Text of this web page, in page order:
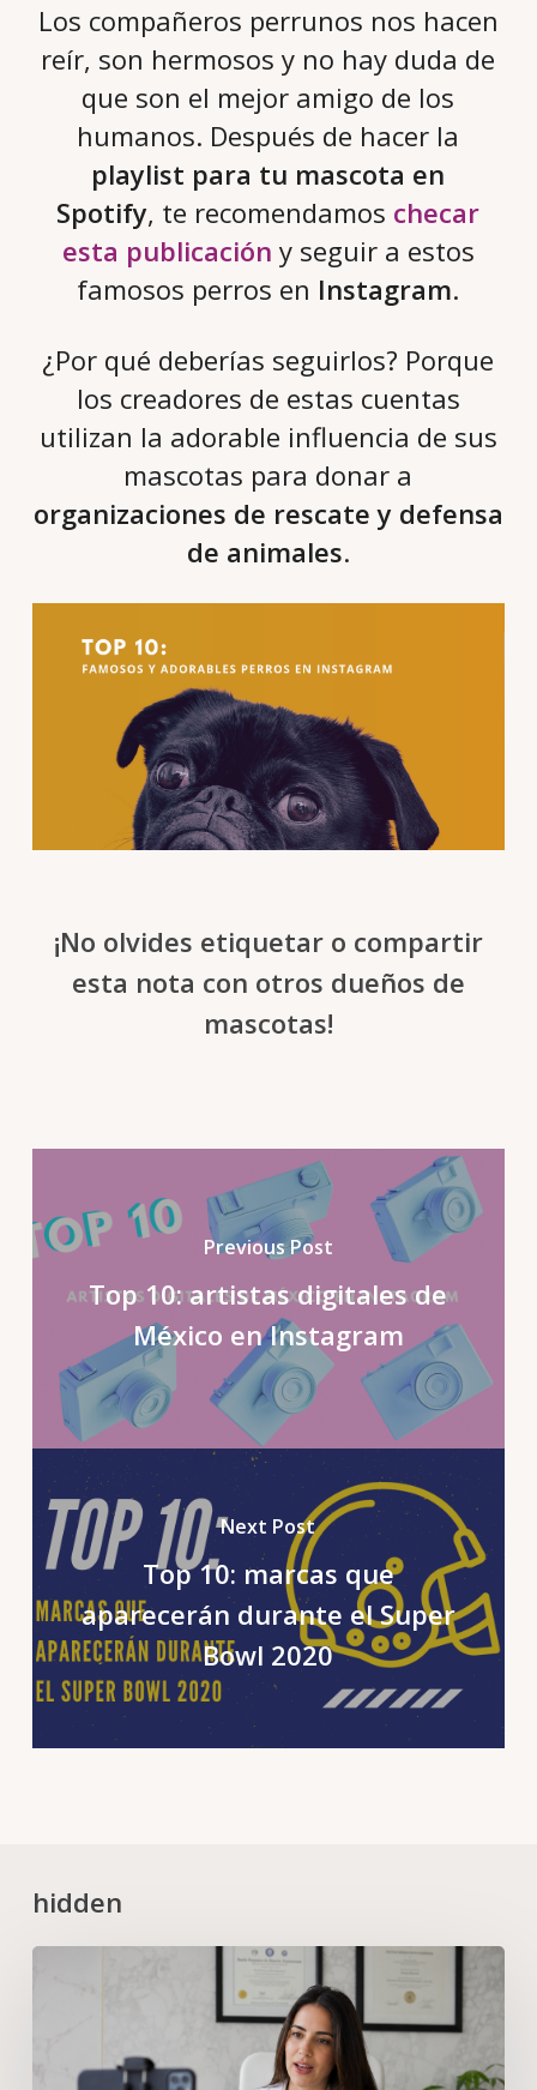
Los compañeros perrunos nos hacen
reír, son hermosos y no hay duda de
que son el mejor amigo de los
humanos. Después de hacer la
playlist para tu mascota en
Spotify, te recomendamos checar
esta publicación y seguir a estos
famosos perros en Instagram.
¿Por qué deberías seguirlos? Porque
los creadores de estas cuentas
utilizan la adorable influencia de sus
mascotas para donar a
organizaciones de rescate y defensa
de animales.
¡No olvides etiquetar o compartir
esta nota con otros dueños de
mascotas!
Previous Post
Top 10: artistas digitales de
México en Instagram
Next Post
Top 10: marcas que
aparecerán durante el Super
Bowl 2020
hidden